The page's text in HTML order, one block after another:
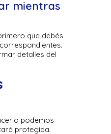
mientras
que debés
detalles del
podemos
protegida.